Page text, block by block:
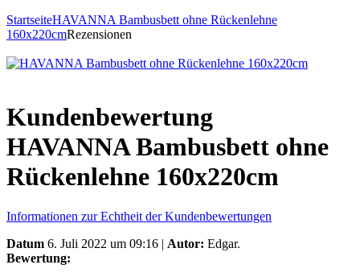
StartseiteHAVANNA Bambusbett ohne Rückenlehne
160x220cmRezensionen
Kundenbewertung
HAVANNA Bambusbett ohne
Rückenlehne 160x220cm
Informationen zur Echtheit der Kundenbewertungen
Datum 6. Juli 2022 um 09:16 | Autor: Edgar.
Bewertung: